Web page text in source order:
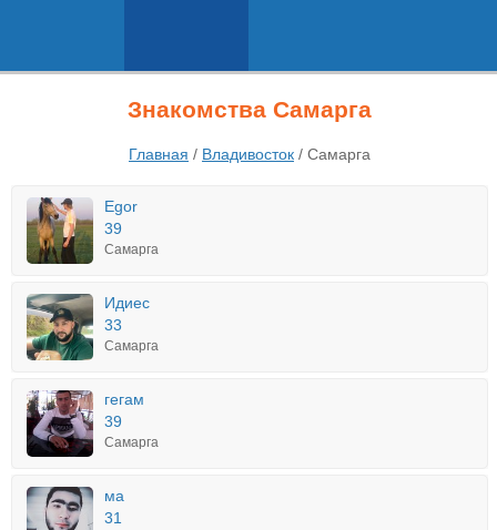
Знакомства Самарга
Главная / Владивосток / Самарга
Egor
39
Самарга
Идиес
33
Самарга
гегам
39
Самарга
ма
31